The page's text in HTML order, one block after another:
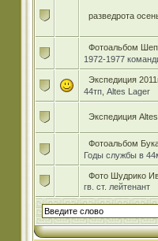
разведрота
Фотоальбом
1972-1977
Экспедиция
44тп, Altes Lager
Экспедиция
Фотоальбом
Годы службы в
Фото Шудрико
гв. ст. лейтенант